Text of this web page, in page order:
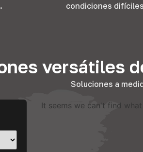
condiciones
versátiles
Soluciones a
It seems we can't find